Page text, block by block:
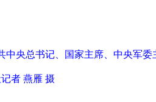
中央总书记、国家主席、中央军
者 燕雁 摄